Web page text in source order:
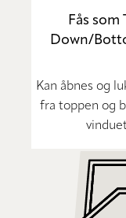
Fås som
Down/
Kan åbnes og
fra toppen og